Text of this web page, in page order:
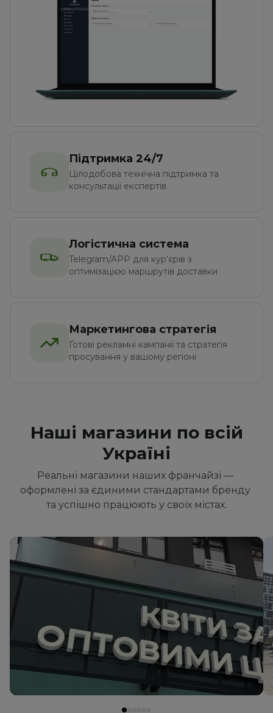
Підтримка 24/7
Цілодобова технічна підтримка та
консультації експертів
Логістична система
Telegram/APP для кур’єрів з
оптимізацією маршрутів доставки
Маркетингова стратегія
Готові рекламні кампанії та стратегія
просування у вашому регіоні
Наші магазини по всій
Україні
Реальні магазини наших франчайзі —
оформлені за єдиними стандартами бренду
та успішно працюють у своїх містах.